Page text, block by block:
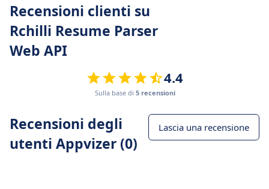
Recensioni clienti su
Rchilli Resume Parser
Web API
4.4
Sulla base di 5 recensioni
Recensioni degli
utenti Appvizer (0)
Lascia una recensione